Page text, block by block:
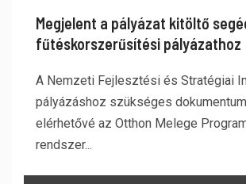
Megjelent a pályázat kitöltő
fűtéskorszerűsítési pályázathoz
A Nemzeti Fejlesztési és Stratégiai
pályázáshoz szükséges
elérhetővé az Otthon Melege
rendszer...